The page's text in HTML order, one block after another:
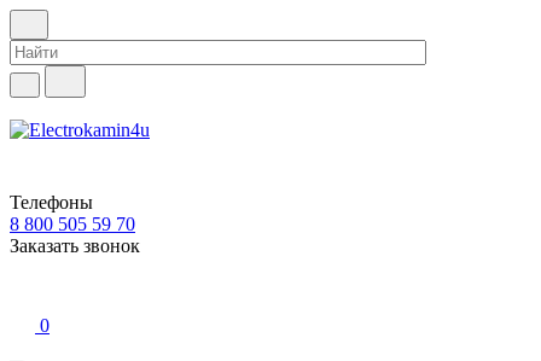
Телефоны
8 800 505 59 70
Заказать звонок
0